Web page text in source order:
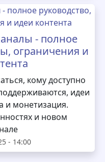
- полное
ограничения и
кому доступно
идеи
и монетизация.
и новом
- 14:00